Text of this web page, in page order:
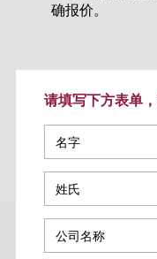
确报价。
请填写下方表单